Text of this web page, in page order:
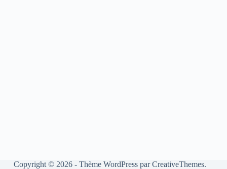
Copyright © 2026 - Thème WordPress parCreativeThemes.